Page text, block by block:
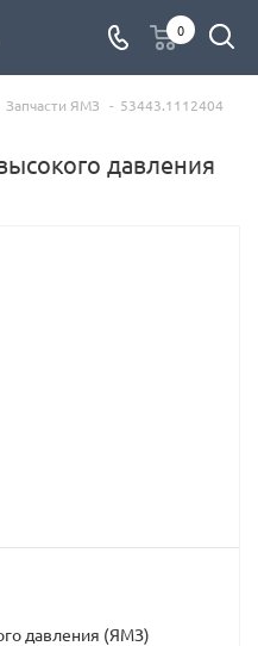
0
Запчасти ЯМЗ - 53443.1112404
давления
давления (ЯМЗ)